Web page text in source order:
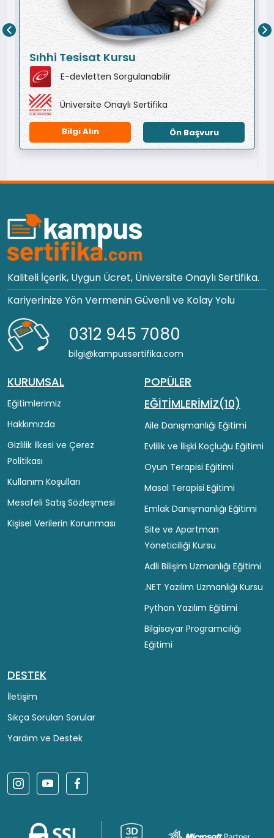
Sıhhi Tesisat Kursu
E-devletten Sorgulanabilir
Üniversite Onaylı Sertifika
Bilgi Alın Ön Başvuru
Kaliteli İçerik, Uygun Ücret, Üniversite Onaylı Sertifika.
Kariyerinize Yön Vermenin Güvenli ve Kolay Yolu
0312 945 7080
bilgi@kampussertifika.com
KURUMSAL
Eğitimlerimiz
Hakkımızda
Gizlilik İlkesi ve Çerez
Politikası
Kullanım Koşulları
Mesafeli Satış Sözleşmesi
Kişisel Verilerin Korunması
POPÜLER
EĞİTİMLERİMİZ(10)
Aile Danışmanlığı Eğitimi
Evlilik ve İlişki Koçluğu Eğitimi
Oyun Terapisi Eğitimi
Masal Terapisi Eğitimi
Emlak Danışmanlığı Eğitimi
Site ve Apartman
Yöneticiliği Kursu
Adli Bilişim Uzmanlığı Eğitimi
.NET Yazılım Uzmanlığı Kursu
Python Yazılım Eğitimi
Bilgisayar Programcılığı
Eğitimi
DESTEK
İletişim
Sıkça Sorulan Sorular
Yardım ve Destek